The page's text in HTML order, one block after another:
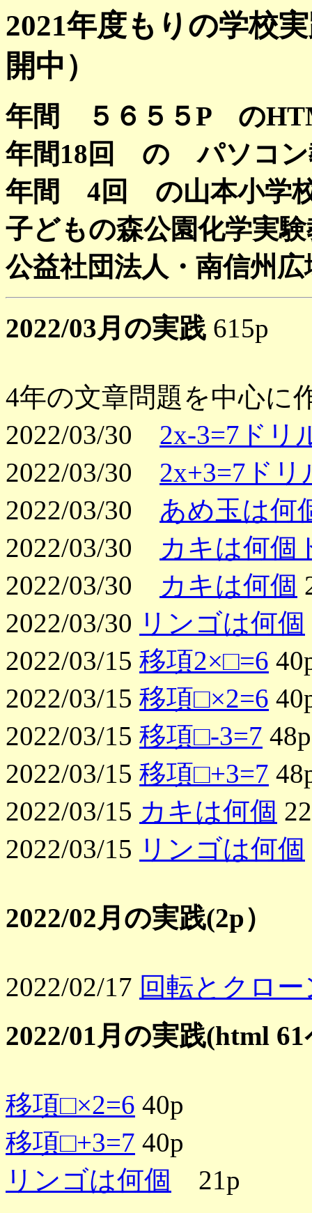
2021年度もりの学校
開中）
年間 ５６５５P の
年間18回 の パソコン
年間 4回 の山本小学
子どもの森公園化学実
公益社団法人・南信州
2022/03月の実践 615p
4年の文章問題を中心に
2022/03/30 2x-3=7ドリ
2022/03/30 2x+3=7ドリ
2022/03/30 あめ玉は何
2022/03/30
カキは何個
2022/03/30
カキは何個
2022/03/30 リンゴは何個
2022/03/15 移項2×□=6
2022/03/15 移項□×2=6
2022/03/15 移項□-3=7 48p
2022/03/15 移項□+3=7
2022/03/15 カキは何個
2022/03/15 リンゴは何個
2022/02月の実践(2p）
2022/02/17 回転とクロ
2022/01月の実践(html
移項□×2=6 40p
移項□+3=7 40p
リンゴは何個 21p